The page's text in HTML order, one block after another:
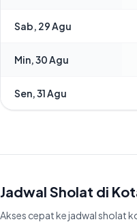
Sab, 29 Agu
Min, 30 Agu
Sen, 31 Agu
Jadwal Sholat di
Akses cepat ke jadwal sholat